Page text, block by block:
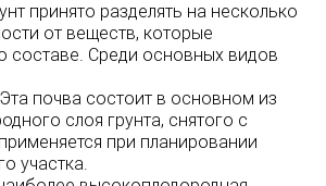
принято разделять на несколько
от веществ, которые
составе. Среди основных видов
почва состоит в основном из
слоя грунта, снятого с
при планировании
участка.